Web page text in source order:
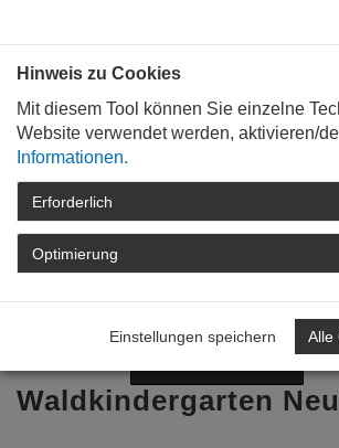
STARTSEITE
ARCHIV
TAG DER
2020
Zurück zur Übersicht
Waldkindergarten
Hinweis zu Cookies
Mit diesem Tool können Sie einzelne
Website verwendet werden, aktivieren/
Informationen.
Erforderlich
Optimierung
Einstellungen speichern Alle